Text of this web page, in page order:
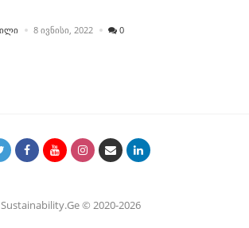
8 ᲘᲕᲜᲘᲡᲘ, 2022 0
Sustainability.Ge © 2020-2026